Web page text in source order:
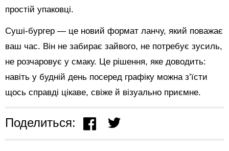
простій упаковці.
Суші-бургер — це новий формат ланчу, який поважає
ваш час. Він не забирає зайвого, не потребує зусиль,
не розчаровує у смаку. Це рішення, яке доводить:
навіть у будній день посеред графіку можна з’їсти
щось справді цікаве, свіже й візуально приємне.
Поделиться: